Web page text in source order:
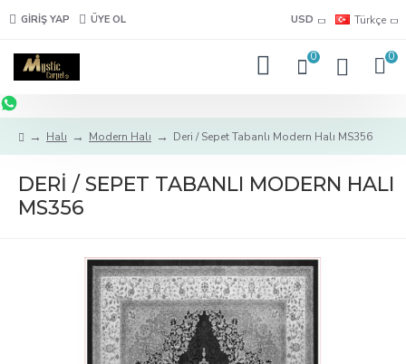
GIRIŞ YAP ÜYE OL USD Türkçe
0 0
Halı Modern Halı Deri / Sepet Tabanlı Modern Halı MS356
DERI / SEPET TABANLI MODERN HALI
MS356